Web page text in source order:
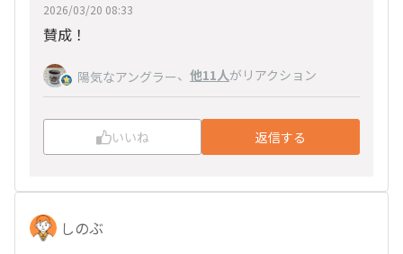
2026/03/20 08:33
賛成！
陽気なアングラー、 他11人がリアクション
いいね 返信する
しのぶ